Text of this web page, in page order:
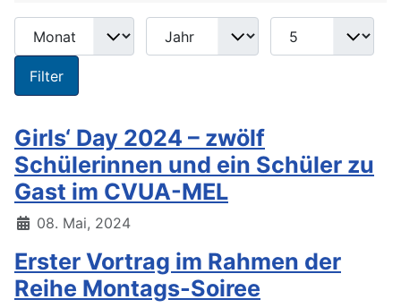
Filter
Filter
Girls‘ Day 2024 – zwölf
Schülerinnen und ein Schüler zu
Gast im CVUA-MEL
08. Mai, 2024
Erster Vortrag im Rahmen der
Reihe Montags-Soiree